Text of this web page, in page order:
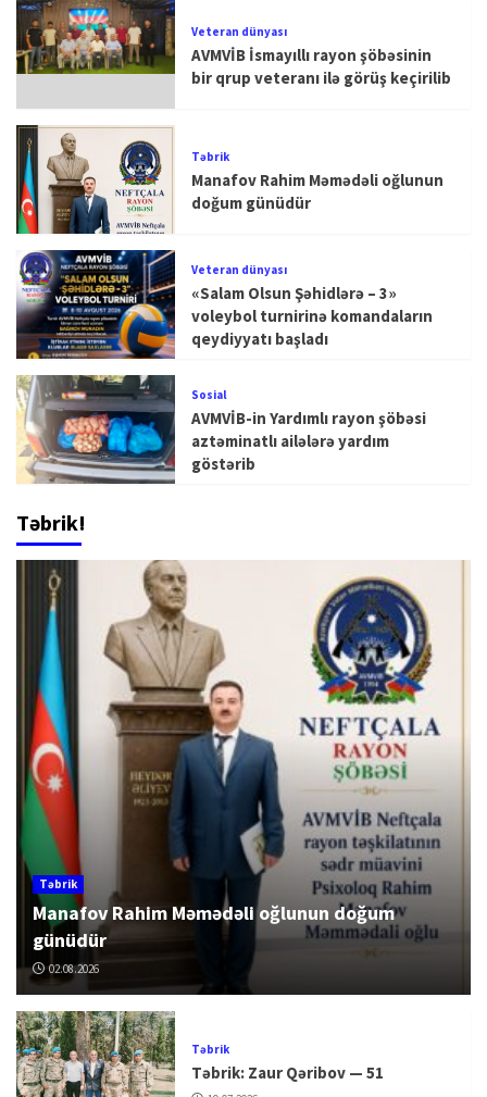
Veteran dünyası
AVMVİB İsmayıllı rayon şöbəsinin
bir qrup veteranı ilə görüş keçirilib
Təbrik
Manafov Rahim Məmədəli oğlunun
doğum günüdür
Veteran dünyası
«Salam Olsun Şəhidlərə – 3»
voleybol turnirinə komandaların
qeydiyyatı başladı
Sosial
AVMVİB-in Yardımlı rayon şöbəsi
aztəminatlı ailələrə yardım
göstərib
Təbrik!
Təbrik
Manafov Rahim Məmədəli oğlunun doğum
günüdür
02.08.2026
Təbrik
Təbrik: Zaur Qəribov — 51